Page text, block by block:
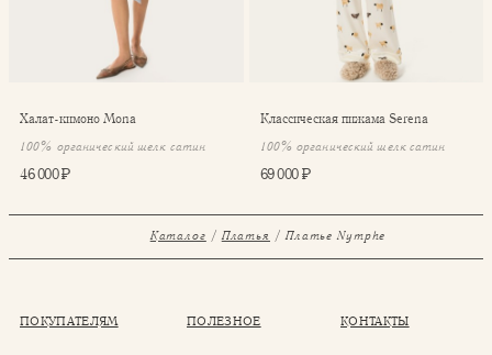
Халат-кимоно Mona
100% органический шелк сатин
46 000 ₽
Классическая пижама Serena
100% органический шелк сатин
69 000 ₽
Каталог Платья Платье Nymphe
ПОКУПАТЕЛЯМ ПОЛЕЗНОЕ КОНТАКТЫ